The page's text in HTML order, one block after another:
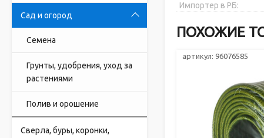
Сад и огород
Семена
Грунты, удобрения, уход за
растениями
Полив и орошение
Сверла, буры, коронки,
Импортер в РБ:
ПОХОЖИЕ
артикул: 96076585